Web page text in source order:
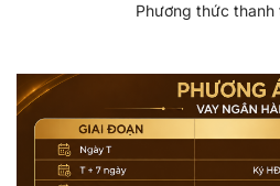
Phương thức thanh